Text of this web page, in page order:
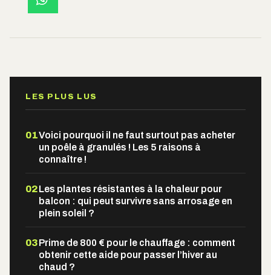
LES PLUS LUS
01Voici pourquoi il ne faut surtout pas acheter
un poêle à granulés ! Les 5 raisons à
connaître !
02Les plantes résistantes à la chaleur pour
balcon : qui peut survivre sans arrosage en
plein soleil ?
03Prime de 800 € pour le chauffage : comment
obtenir cette aide pour passer l’hiver au
chaud ?